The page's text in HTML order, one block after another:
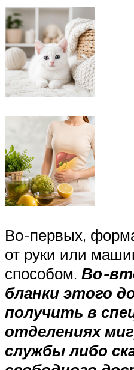
Во-первых,
от руки или
способом. Во-
бланки этого
получить в
отделениях
службы либо